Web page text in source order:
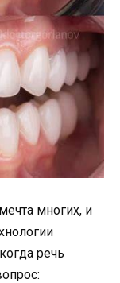
многих, и
речь